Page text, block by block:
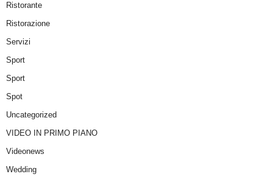
Ristorante
Ristorazione
Servizi
Sport
Sport
Spot
Uncategorized
VIDEO IN PRIMO PIANO
Videonews
Wedding